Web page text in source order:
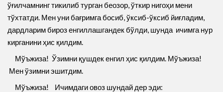
ўғилчамнинг тикилиб турган беозор, ўткир нигоҳи мени
тўхтатди. Мен уни бағримга босиб, ўксиб-ўксиб йиғладим,
дардларим бироз енгиллашгандек бўлди, шунда ичимга нур
кирганини ҳис қилдим.
Мўъжиза! Ўзимни қушдек енгил ҳис қилдим. Мўъжиза!
Мен ўзимни эшитдим.
Мўъжиза! Ичимдаги овоз шундай дер эди: